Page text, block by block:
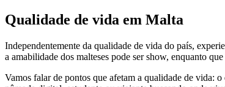
Qualidade de vida em Malta
Independentemente da qualidade de vida do país,
a amabilidade dos malteses pode ser show, enquanto
Vamos falar de pontos que afetam a qualidade de vida: